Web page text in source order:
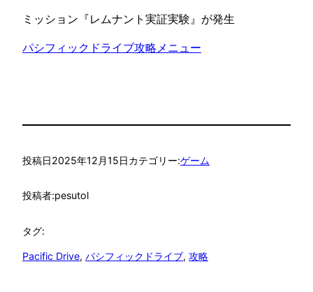
ミッション『レムナント実証実験』が発生
パシフィックドライブ攻略メニュー
投稿日2025年12月15日カテゴリー:ゲーム
投稿者:pesutol
タグ:
Pacific Drive, パシフィックドライブ, 攻略